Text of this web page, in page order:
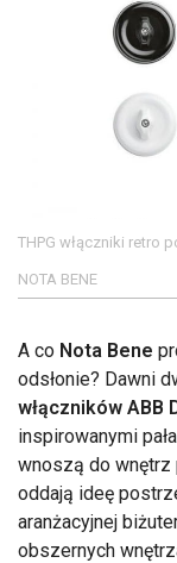
THPG włączniki retro
NOTA BENE
A co Nota Bene
odsłonie? Dawni
włączników ABB
inspirowanymi
wnoszą do wnętrz
oddają ideę
aranżacyjnej
obszernych